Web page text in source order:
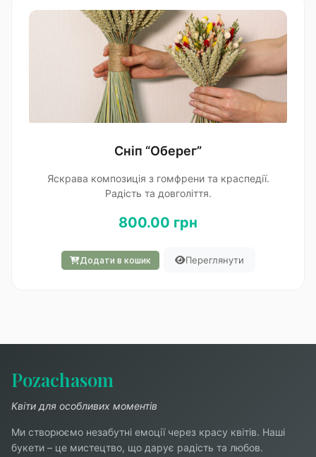
Сніп “Оберег”
Яскрава композиція з гомфрени та краспедії.
Радість та довголіття.
800.00 грн
Додати в кошик Переглянути
Pozachasom
Квіти для особливих моментів
Ми створюємо незабутні емоції через красу квітів. Наші
букети – це мистецтво, що дарує радість та любов.